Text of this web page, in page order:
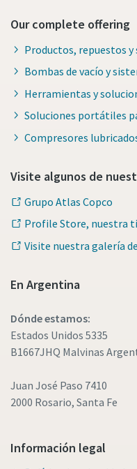
Our complete offering
Productos, repuestos y
Bombas de vacío y
Herramientas y
Soluciones portátiles
Compresores
Visite algunos de
Grupo Atlas Copco
Profile Store, nuestra
Visite nuestra galería
En Argentina
Dónde estamos:
Estados Unidos 5335
B1667JHQ Malvinas
Juan José Paso 7410
2000 Rosario, Santa Fe
Información legal